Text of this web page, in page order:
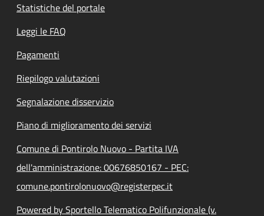
Statistiche del portale
Leggi le FAQ
Pagamenti
Riepilogo valutazioni
Segnalazione disservizio
Piano di miglioramento dei servizi
Comune di Pontirolo Nuovo - Partita IVA
dell'amministrazione: 00676850167 - PEC:
comune.pontirolonuovo@registerpec.it
Powered by Sportello Telematico Polifunzionale (v.